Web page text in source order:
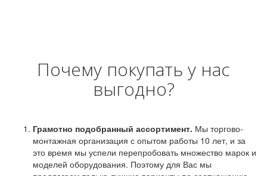
Почему покупать у нас
выгодно?
Грамотно подобранный ассортимент. Мы торгово-
монтажная организация с опытом работы 10 лет, и за
это время мы успели перепробовать множество марок и
моделей оборудования. Поэтому для Вас мы